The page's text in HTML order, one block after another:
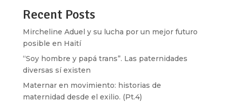
Recent Posts
Mircheline Aduel y su lucha por un mejor futuro
posible en Haití
“Soy hombre y papá trans”. Las paternidades
diversas sí existen
Maternar en movimiento: historias de
maternidad desde el exilio. (Pt.4)